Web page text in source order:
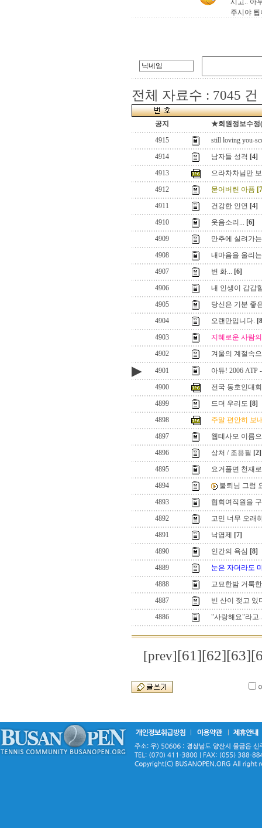
시고.. 아
주시야
전체 자료수 : 7045 건
공지
★회원정보수정
4915
still loving you-
4914
남자들 성격 [4]
4913
으라차차님만
4912
묻어버린 아픔
4911
건강한 인연 [4]
4910
웃음소리... [6]
4909
만추에 실려가
4908
내마음을 울리
4907
변 화... [6]
4906
내 인생이 갑갑
4905
당신은 기분 좋
4904
오랜만입니다.
4903
지혜로운 사람
4902
겨울의 계절속
▶ 4901
아듀! 2006 ATP
4900
전국 동호인대
4899
드뎌 우리도 [8]
4898
주말 편안히 보
4897
웹테사모 이름
4896
상처 / 조용필 [2]
4895
요거풀면 천재
4894
불퇴님 그럼
4893
협회여직원을
4892
고민 너무 오래
4891
낙엽제
[7]
4890
인간의 욕심 [8]
4889
눈은 자더라도
4888
교묘한밤 거룩
4887
빈 산이 젖고 있
4886
"사랑해요"라고
[prev][61][62][63]